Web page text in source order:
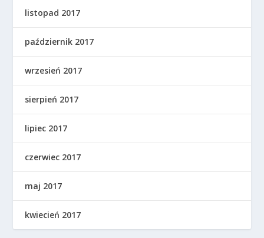
listopad 2017
październik 2017
wrzesień 2017
sierpień 2017
lipiec 2017
czerwiec 2017
maj 2017
kwiecień 2017